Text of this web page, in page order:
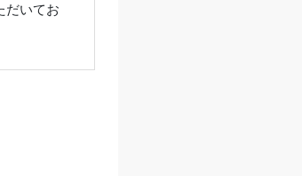
だいてお